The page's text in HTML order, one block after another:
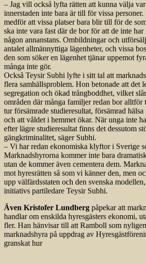
– Jag vill också lyfta rätten att kunna välja
innerstaden inte bara är till för vissa
medför att vissa platser bara blir till för de
ska inte vara fast där de bor för att de inte har
någon annanstans. Ombildningar och
antalet allmännyttiga lägenheter, och vissa
den som söker en lägenhet tjänar uppemot
många inte gör.
Också Teysir Subhi lyfte i sitt tal att
flera samhällsproblem. Hon betonade att det
segregation och ökad trångboddhet, vilket
områden där många familjer redan bor alltför
tur försämrade studieresultat, försämrad
och att våldet i hemmet ökar. När unga inte
efter lägre studieresultat finns det dessutom
gängkriminalitet, säger Subhi.
– Vi har redan ekonomiska klyftor i Sverige
Marknadshyrorna kommer inte bara
utan de kommer även cementera dem.
mot hyresrätten så som vi känner den, men
upp välfärdsstaten och den svenska
initiativs partiledare Teysir Subhi.
Även Kristofer Lundberg påpekar att
handlar om enskilda hyresgästers ekonomi,
fler. Han hänvisar till att Ramboll som
marknadshyra på uppdrag av
granskat hur